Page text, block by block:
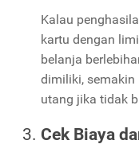
Kalau
kartu dengan
belanja
dimiliki, semakin
utang jika tidak
Cek Biaya